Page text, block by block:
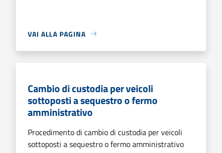
VAI ALLA PAGINA
Cambio di custodia per veicoli
sottoposti a sequestro o fermo
amministrativo
Procedimento di cambio di custodia per veicoli
sottoposti a sequestro o fermo amministrativo